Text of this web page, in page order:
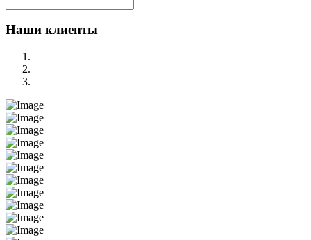
Наши клиенты